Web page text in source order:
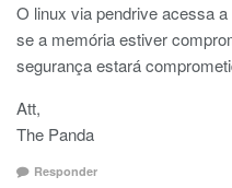
O linux via pendrive acessa
se a memória estiver
segurança estará
Att,
The Panda
Responder